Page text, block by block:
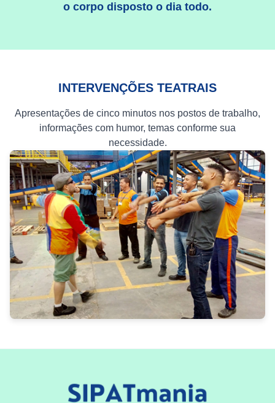
o corpo disposto o dia todo.
INTERVENÇÕES TEATRAIS
Apresentações de cinco minutos nos postos de trabalho,
informações com humor, temas conforme sua
necessidade.